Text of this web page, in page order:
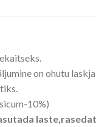
on ohutu
10%)